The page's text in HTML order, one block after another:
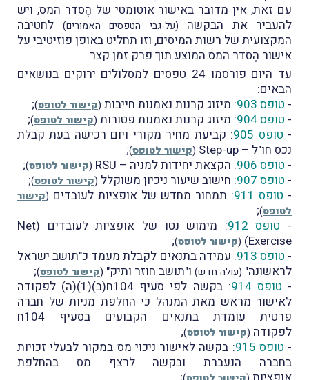
עם זאת, אין מדובר באישור אוטומטי של הֶסדר המס, ויש
להעביר את הבקשה
(על-גבי הטפסים האמורים)
לחטיבה
המקצועית של רשות המיסים, וזו תחליט באופן פוזיטיבי על
אישור הֶסדר המס המוצע תוך פרק זמן קצר.
עד היום פורסמו 24 טפסים למסלולים ירוקים בנושאים
הבאים:
- טופס 903 : מיזוג קרנות נאמנות חייבות (קישור לטופס)
;
- טופס 904 : מיזוג קרנות נאמנות פטורות (קישור לטופס)
;
- טופס 905
: קביעת מחיר מקורי ויום רכישה בעת קבלת
נכס חו"ל – Step-up
(קישור לטופס)
;
- טופס 906 : הקצאת יחידות למניה – RSU (קישור לטופס)
;
- טופס 907 : חישוב שיעור ניכיון משוקלל (קישור לטופס)
;
- טופס 911 : תמחור מחדש של אופציות לעובדים (קישור
לטופס)
;
- טופס 912
: מימוש נטו של אופציות לעובדים (Net
Exercise)
(קישור לטופס)
;
- טופס 913
: עמידה בתנאים לקבלת מעמד כ"תושב ישראל
לראשונה" (עולה חדש) ו"תושב חוזר ותיק" (קישור לטופס)
;
- טופס 914
: בקשה לפי סעיף 104ח(ב)(1)(ה) לפקודה
לאישור מראש מאת המנהל כי החלפת מניות של חברה
פרטית עומדת בתנאים הקבועים בסעיף 104ח
לפקודה (קישור לטופס)
;
- טופס 915
: בקשה לאישור ניכוי מס במקור לבעלי זכויות
בחברה הנעברת ובקשה לרצף מס בהחלפת